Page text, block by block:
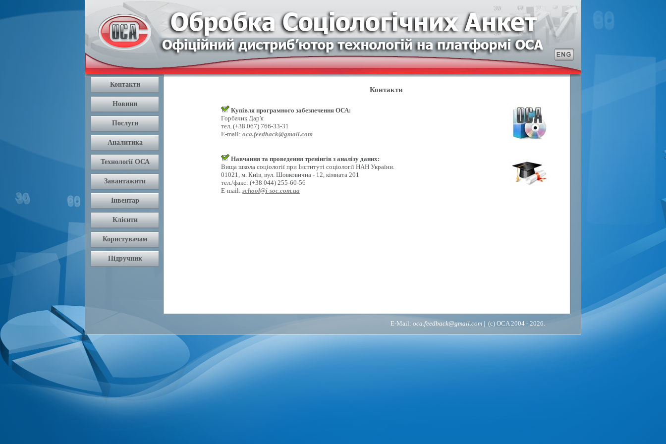
Контакти
Купівля програмного забезпечення ОСА:
Горбачик Дар'я
тел. (+38 067) 766-33-31
E-mail: oca.feedback@gmail.com
Навчання та проведення тренінгів з аналізу даних:
Вища школа соціології при Інституті соціології НАН України.
01021, м. Київ, вул. Шовковична - 12, кімната 201
тел./факс: (+38 044) 255-60-56
E-mail: school@i-soc.com.ua
E-Mail: oca.feedback@gmail.com | (c) OCA 2004 - 2026.